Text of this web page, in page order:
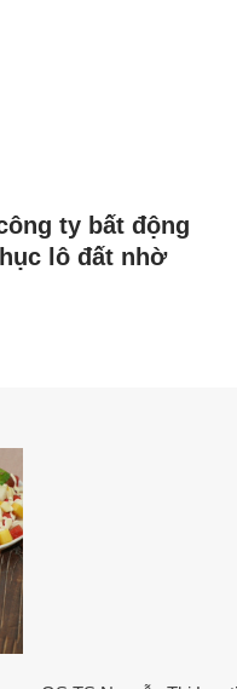
ty bất động
lô đất nhờ